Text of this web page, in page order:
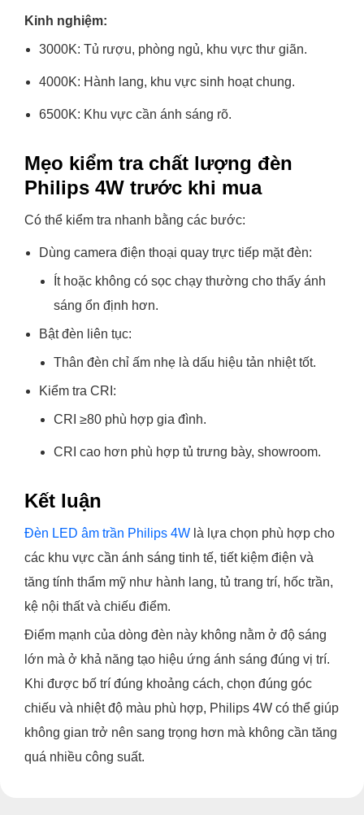
Kinh nghiệm:
3000K: Tủ rượu, phòng ngủ, khu vực thư giãn.
4000K: Hành lang, khu vực sinh hoạt chung.
6500K: Khu vực cần ánh sáng rõ.
Mẹo kiểm tra chất lượng đèn
Philips 4W trước khi mua
Có thể kiểm tra nhanh bằng các bước:
Dùng camera điện thoại quay trực tiếp mặt đèn:
Ít hoặc không có sọc chạy thường cho thấy ánh
sáng ổn định hơn.
Bật đèn liên tục:
Thân đèn chỉ ấm nhẹ là dấu hiệu tản nhiệt tốt.
Kiểm tra CRI:
CRI ≥80 phù hợp gia đình.
CRI cao hơn phù hợp tủ trưng bày, showroom.
Kết luận
Đèn LED âm trần Philips 4W là lựa chọn phù hợp cho
các khu vực cần ánh sáng tinh tế, tiết kiệm điện và
tăng tính thẩm mỹ như hành lang, tủ trang trí, hốc trần,
kệ nội thất và chiếu điểm.
Điểm mạnh của dòng đèn này không nằm ở độ sáng
lớn mà ở khả năng tạo hiệu ứng ánh sáng đúng vị trí.
Khi được bố trí đúng khoảng cách, chọn đúng góc
chiếu và nhiệt độ màu phù hợp, Philips 4W có thể giúp
không gian trở nên sang trọng hơn mà không cần tăng
quá nhiều công suất.